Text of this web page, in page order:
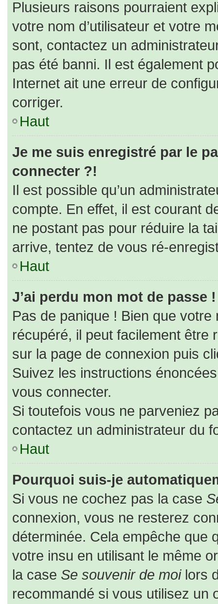
Plusieurs raisons pourraient
votre nom d’utilisateur et votre
sont, contactez un
pas été banni. Il est également
Internet ait une erreur de
corriger.
Haut
Je me suis enregistré par le
connecter ?!
Il est possible qu’un
compte. En effet, il est courant
ne postant pas pour réduire la
arrive, tentez de vous ré-
Haut
J’ai perdu mon mot de passe !
Pas de panique ! Bien que
récupéré, il peut facilement être
sur la page de connexion puis
Suivez les instructions
vous connecter.
Si toutefois vous ne parveniez
contactez un administrateur du
Haut
Pourquoi suis-je
Si vous ne cochez pas la case
connexion, vous ne resterez
déterminée. Cela empêche que
votre insu en utilisant le même
la case Se souvenir de moilors
recommandé si vous utilisez un